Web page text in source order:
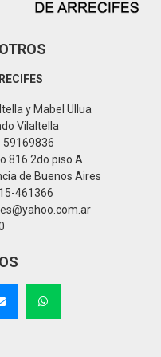
y Mabel Ullua
Vilaltella
59169836
816 2do piso A
de Buenos Aires
461366